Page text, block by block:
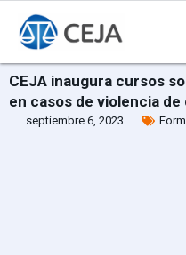
CEJA inaugura cursos
en casos de violencia
septiembre 6, 2023